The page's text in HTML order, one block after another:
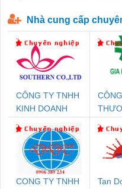
Nhà cung cấp
CÔNG TY TNHH
KINH DOANH
PHƯƠNG NAM
GIA
PHÁT
CONG TY TNHH
Tan